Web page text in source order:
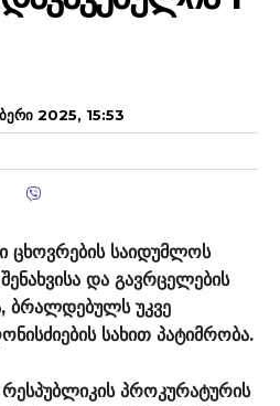
2025, 15:53
ცხოვრების საიდუმლოს
და გავრცელების
ბრალდებულს უკვე
სახით პატიმრობა.
პროკურატურის